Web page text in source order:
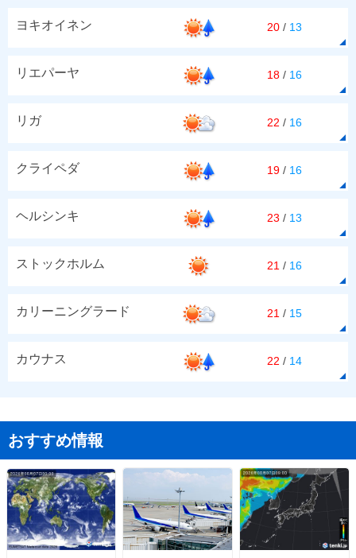
ヨキオイネン 20 / 13
リエパーヤ 18 / 16
リガ 22 / 16
クライペダ 19 / 16
ヘルシンキ 23 / 13
ストックホルム 21 / 16
カリーニングラード 21 / 15
カウナス 22 / 14
おすすめ情報